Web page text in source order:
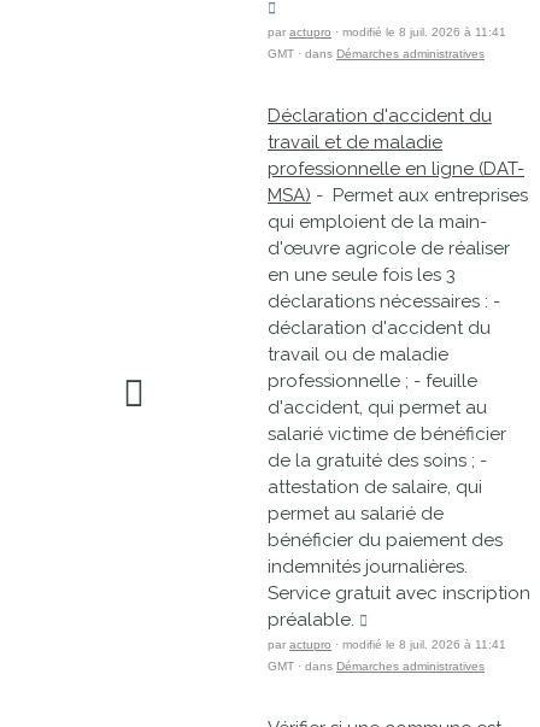
par actupro · modifié le 8 juil. 2026 à 11:41
GMT · dans Démarches administratives
Déclaration d'accident du
travail et de maladie
professionnelle en ligne (DAT-
MSA) - Permet aux entreprises
qui emploient de la main-
d'œuvre agricole de réaliser
en une seule fois les 3
déclarations nécessaires : -
déclaration d'accident du
travail ou de maladie
professionnelle ; - feuille
d'accident, qui permet au
salarié victime de bénéficier
de la gratuité des soins ; -
attestation de salaire, qui
permet au salarié de
bénéficier du paiement des
indemnités journalières.
Service gratuit avec inscription
préalable.
par actupro · modifié le 8 juil. 2026 à 11:41
GMT · dans Démarches administratives